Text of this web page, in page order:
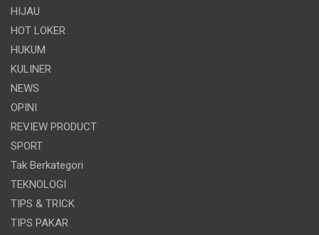
HIJAU
HOT LOKER
HUKUM
KULINER
NEWS
OPINI
REVIEW PRODUCT
SPORT
Tak Berkategori
TEKNOLOGI
TIPS & TRICK
TIPS PAKAR